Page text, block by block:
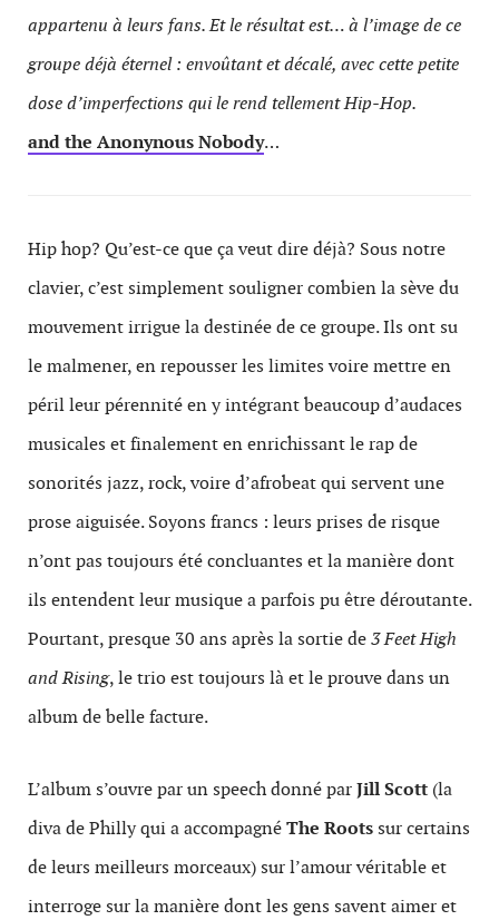
appartenu à leurs fans. Et le résultat est… à l’image de ce
groupe déjà éternel : envoûtant et décalé, avec cette petite
dose d’imperfections qui le rend tellement Hip-Hop.
and the Anonynous Nobody…
Hip hop? Qu’est-ce que ça veut dire déjà? Sous notre
clavier, c’est simplement souligner combien la sève du
mouvement irrigue la destinée de ce groupe. Ils ont su
le malmener, en repousser les limites voire mettre en
péril leur pérennité en y intégrant beaucoup d’audaces
musicales et finalement en enrichissant le rap de
sonorités jazz, rock, voire d’afrobeat qui servent une
prose aiguisée. Soyons francs : leurs prises de risque
n’ont pas toujours été concluantes et la manière dont
ils entendent leur musique a parfois pu être déroutante.
Pourtant, presque 30 ans après la sortie de3 Feet High
and Rising, le trio est toujours là et le prouve dans un
album de belle facture.
L’album s’ouvre par un speech donné parJill Scott (la
diva de Philly qui a accompagnéThe Roots sur certains
de leurs meilleurs morceaux) sur l’amour véritable et
interroge sur la manière dont les gens savent aimer et